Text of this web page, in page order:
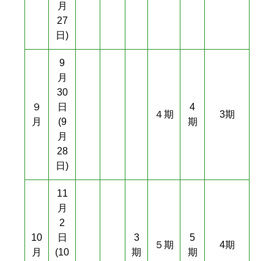
月
27
日)
９
月
9
月
30
日
(9
月
28
日)
４期
4
期
3期
10
月
11
月
2
日
(10
3
期
５期
5
期
4期